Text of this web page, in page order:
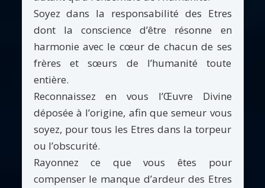
Soyez dans la responsabilité des Etres
dont la conscience d’être résonne en
harmonie avec le cœur de chacun de ses
frères et sœurs de l’humanité toute
entière.
Reconnaissez en vous l’Œuvre Divine
déposée à l’origine, afin que semeur vous
soyez, pour tous les Etres dans la torpeur
ou l’obscurité.
Rayonnez ce que vous êtes pour
compenser le manque d’ardeur des Etres